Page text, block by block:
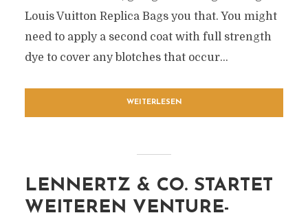
Louis Vuitton Replica Bags you that. You might
need to apply a second coat with full strength
dye to cover any blotches that occur...
WEITERLESEN
LENNERTZ & CO. STARTET
WEITEREN VENTURE-